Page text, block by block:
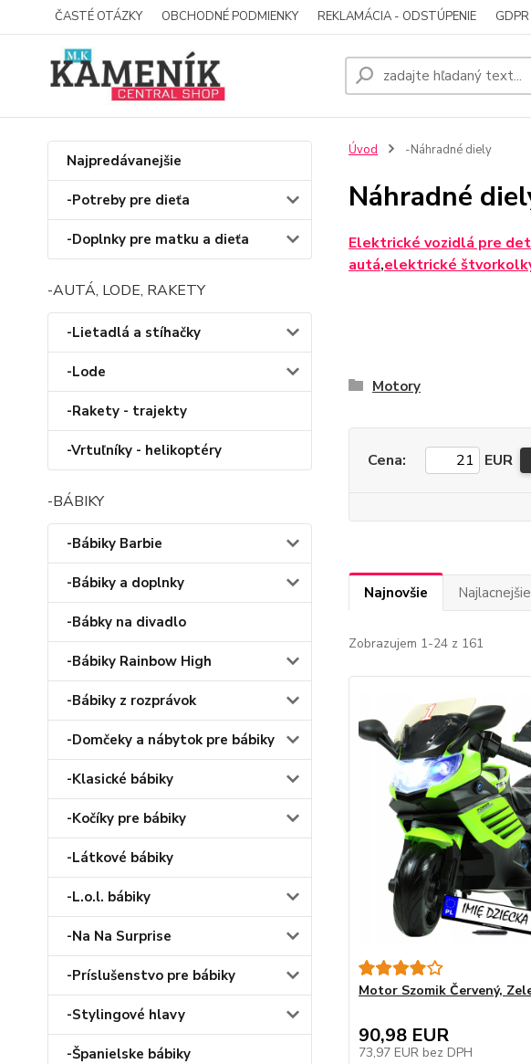
ČASTÉ OTÁZKY OBCHODNÉ PODMIENKY REKLAMÁCIA - ODSTÚPENIE GDPR
Najpredávanejšie
-Potreby pre dieťa
-Doplnky pre matku a dieťa
-AUTÁ, LODE, RAKETY
-Lietadlá a stíhačky
-Lode
-Rakety - trajekty
-Vrtuľníky - helikoptéry
-BÁBIKY
-Bábiky Barbie
-Bábiky a doplnky
-Bábky na divadlo
-Bábiky Rainbow High
-Bábiky z rozprávok
-Domčeky a nábytok pre bábiky
-Klasické bábiky
-Kočíky pre bábiky
-Látkové bábiky
-L.o.l. bábiky
-Na Na Surprise
-Príslušenstvo pre bábiky
-Stylingové hlavy
-Španielske bábiky
Úvod -Náhradné diely
Náhradné
Elektrické vozidlá pre
autá,elektrické
Motory
Cena: EUR
Najnovšie Najlacnejšie
Zobrazujem 1-24 z 161
Motor Szomik Červený,
90,98 EUR
73,97 EUR bez DPH